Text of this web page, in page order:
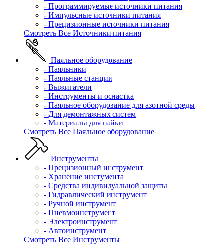
- Программируемые источники питания
- Импульсные источники питания
- Прецизионные источники питания
Смотреть Все Источники питания
Паяльное оборудование
- Паяльники
- Паяльные станции
- Выжигатели
- Инструменты и оснастка
- Паяльное оборудование для азотной среды
- Для демонтажных систем
- Материалы для пайки
Смотреть Все Паяльное оборудование
Инструменты
- Прецизионный инструмент
- Хранение инстумента
- Средства индивидуальной защиты
- Гидравлический инструмент
- Ручной инструмент
- Пневмоинструмент
- Электроинструмент
- Автоинструмент
Смотреть Все Инструменты